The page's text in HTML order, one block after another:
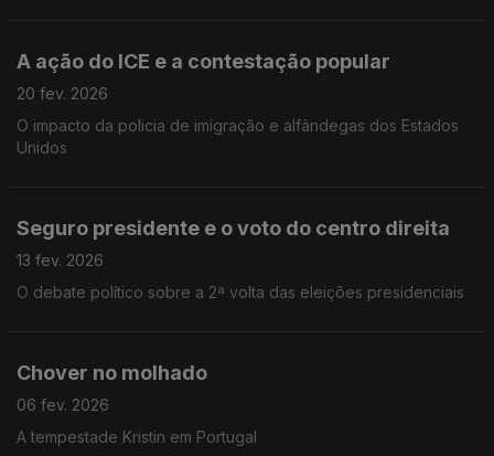
A ação do ICE e a contestação popular
20 fev. 2026
O impacto da policia de imigração e alfândegas dos Estados
Unidos
Seguro presidente e o voto do centro direita
13 fev. 2026
O debate político sobre a 2ª volta das eleições presidenciais
Chover no molhado
06 fev. 2026
A tempestade Kristin em Portugal